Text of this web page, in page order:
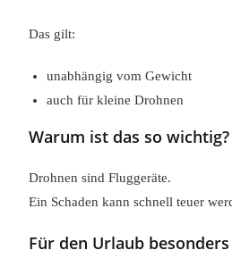
Das gilt:
unabhängig vom Gewicht
auch für kleine Drohnen
Warum ist das so wichtig?
Drohnen sind Fluggeräte.
Ein Schaden kann schnell teuer
Für den Urlaub